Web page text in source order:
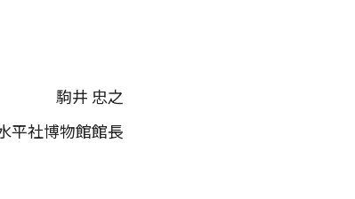
駒井 忠之
平社博物館館長